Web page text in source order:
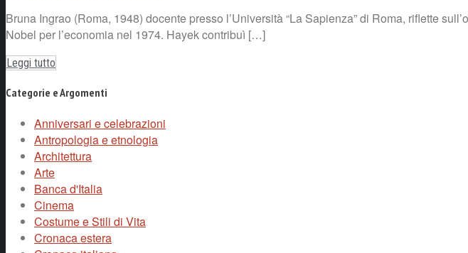
Bruna Ingrao (Roma, 1948) docente presso l’Università “La Sapienza” di Roma, riflette
Nobel per l’economia nel 1974. Hayek contribuì […]
Leggi tutto
Categorie e Argomenti
Anniversari e celebrazioni
Antropologia e etnologia
Architettura
Arte
Banca d'Italia
Cinema
Costume e Stili di Vita
Cronaca estera